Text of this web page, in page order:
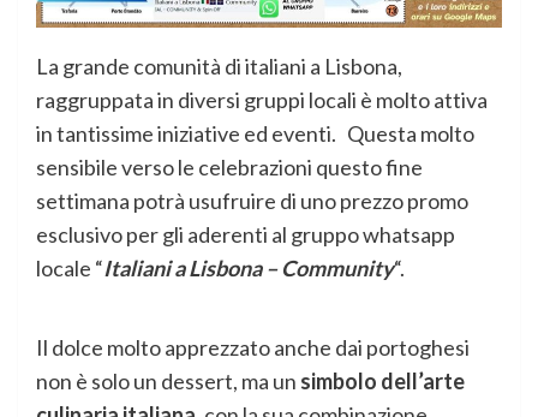
La grande comunità di italiani a Lisbona,
raggruppata in diversi gruppi locali è molto attiva
in tantissime iniziative ed eventi. Questa molto
sensibile verso le celebrazioni questo fine
settimana potrà usufruire di uno prezzo promo
esclusivo per gli aderenti al gruppo whatsapp
locale “Italiani a Lisbona – Community“.
Il dolce molto apprezzato anche dai portoghesi
non è solo un dessert, ma un simbolo dell’arte